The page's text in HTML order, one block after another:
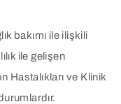
bakımı ile ilişkili
ile gelişen
Hastalıkları ve Klinik